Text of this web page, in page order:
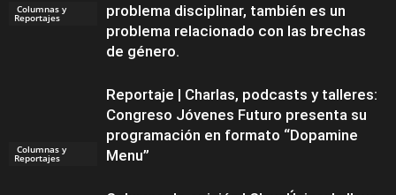
Columnas y
Reportajes
Columnas y
Reportajes
problema disciplinar, también es un
problema relacionado con las brechas
de género.
Reportaje | Charlas, podcasts y talleres:
Congreso Jóvenes Futuro presenta su
programación en formato “Dopamine
Menu”